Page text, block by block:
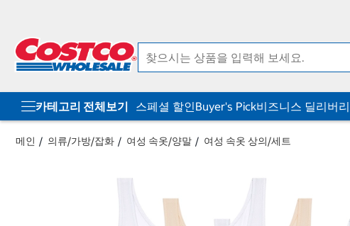
카테고리 전체보기 스페셜 할인Buyer's Pick비즈니스 딜리버리
메인 의류/가방/잡화 여성 속옷/양말 여성 속옷 상의/세트